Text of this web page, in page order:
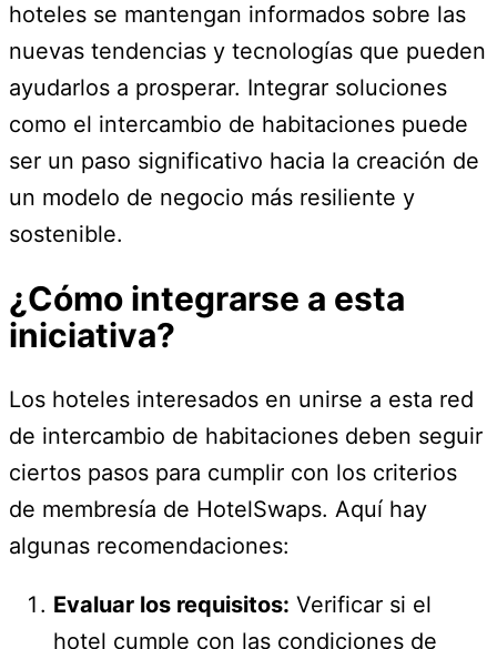
hoteles se mantengan informados sobre las
nuevas tendencias y tecnologías que pueden
ayudarlos a prosperar. Integrar soluciones
como el intercambio de habitaciones puede
ser un paso significativo hacia la creación de
un modelo de negocio más resiliente y
sostenible.
¿Cómo integrarse a esta
iniciativa?
Los hoteles interesados en unirse a esta red
de intercambio de habitaciones deben seguir
ciertos pasos para cumplir con los criterios
de membresía de HotelSwaps. Aquí hay
algunas recomendaciones:
Evaluar los requisitos: Verificar si el
hotel cumple con las condiciones de